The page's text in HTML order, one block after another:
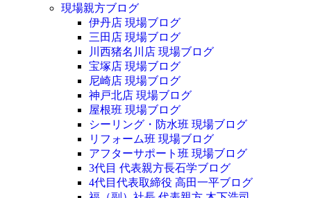
現場親方ブログ
伊丹店 現場ブログ
三田店 現場ブログ
川西猪名川店 現場ブログ
宝塚店 現場ブログ
尼崎店 現場ブログ
神戸北店 現場ブログ
屋根班 現場ブログ
シーリング・防水班 現場ブログ
リフォーム班 現場ブログ
アフターサポート班 現場ブログ
3代目 代表親方長石学ブログ
4代目代表取締役 高田一平ブログ